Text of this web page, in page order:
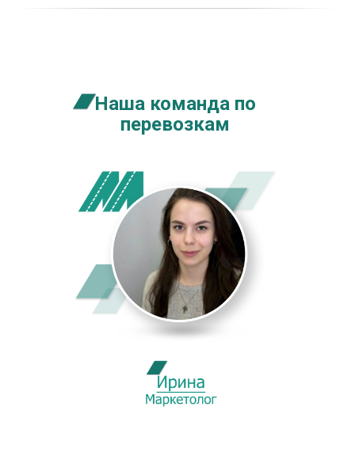
Наша команда по
перевозкам